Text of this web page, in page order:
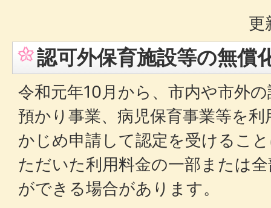
更
認可外保育施設等の無償
令和元年10月から、市内や市外
預かり事業、病児保育事業等を
かじめ申請して認定を受けるこ
ただいた利用料金の一部または
ができる場合があります。